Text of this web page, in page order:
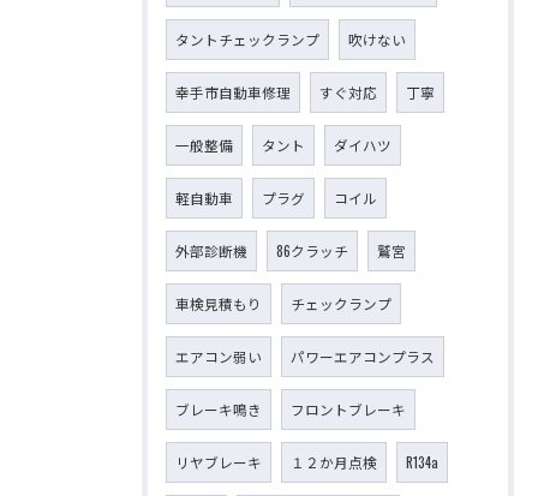
タントチェックランプ 吹けない
幸手市自動車修理 すぐ対応 丁寧
一般整備 タント ダイハツ
軽自動車 プラグ コイル
外部診断機 86クラッチ 鷲宮
車検見積もり チェックランプ
エアコン弱い パワーエアコンプラス
ブレーキ鳴き フロントブレーキ
リヤブレーキ １２か月点検 R134a